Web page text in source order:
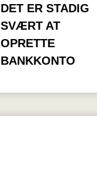
DET ER STADIG
SVÆRT AT
OPRETTE
BANKKONTO